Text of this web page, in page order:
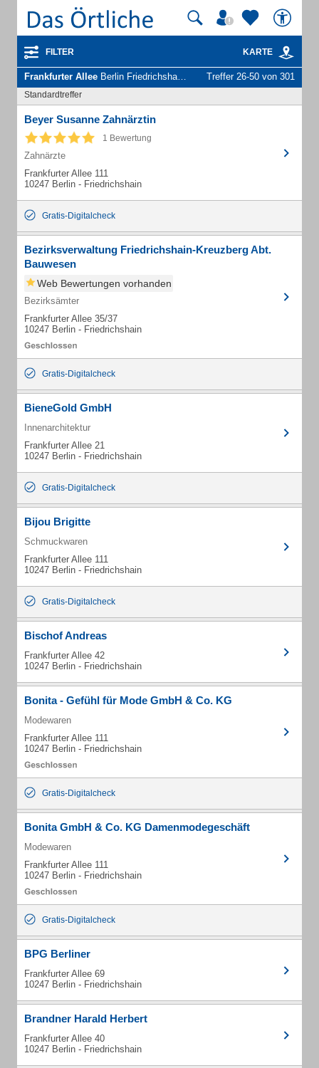
FILTER KARTE
Frankfurter Allee Berlin Friedrichshain - Unternehmen und Personen Treffer 26-50 von 301
Standardtreffer
Beyer Susanne Zahnärztin
1 Bewertung
Zahnärzte
Frankfurter Allee 111
10247 Berlin - Friedrichshain
Gratis-Digitalcheck
Bezirksverwaltung Friedrichshain-Kreuzberg Abt.
Bauwesen
Web Bewertungen vorhanden
Bezirksämter
Frankfurter Allee 35/37
10247 Berlin - Friedrichshain
Gratis-Digitalcheck
BieneGold GmbH
Innenarchitektur
Frankfurter Allee 21
10247 Berlin - Friedrichshain
Gratis-Digitalcheck
Bijou Brigitte
Schmuckwaren
Frankfurter Allee 111
10247 Berlin - Friedrichshain
Gratis-Digitalcheck
Bischof Andreas
Frankfurter Allee 42
10247 Berlin - Friedrichshain
Bonita - Gefühl für Mode GmbH & Co. KG
Modewaren
Frankfurter Allee 111
10247 Berlin - Friedrichshain
Gratis-Digitalcheck
Bonita GmbH & Co. KG Damenmodegeschäft
Modewaren
Frankfurter Allee 111
10247 Berlin - Friedrichshain
Gratis-Digitalcheck
BPG Berliner
Frankfurter Allee 69
10247 Berlin - Friedrichshain
Brandner Harald Herbert
Frankfurter Allee 40
10247 Berlin - Friedrichshain